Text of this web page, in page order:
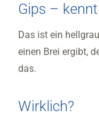
Gips –
Das ist ein
einen Brei ergibt,
das.
Wirklich?